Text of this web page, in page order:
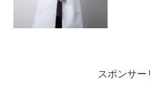
スポンサー